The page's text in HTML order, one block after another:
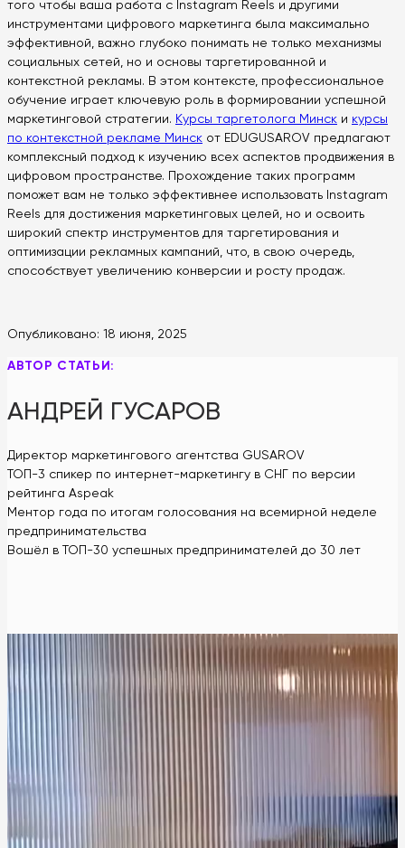
того чтобы ваша работа с Instagram Reels и другими
инструментами цифрового маркетинга была максимально
эффективной, важно глубоко понимать не только механизмы
социальных сетей, но и основы таргетированной и
контекстной рекламы. В этом контексте, профессиональное
обучение играет ключевую роль в формировании успешной
маркетинговой стратегии. Курсы таргетолога Минск и курсы
по контекстной рекламе Минск от EDUGUSAROV предлагают
комплексный подход к изучению всех аспектов продвижения в
цифровом пространстве. Прохождение таких программ
поможет вам не только эффективнее использовать Instagram
Reels для достижения маркетинговых целей, но и освоить
широкий спектр инструментов для таргетирования и
оптимизации рекламных кампаний, что, в свою очередь,
способствует увеличению конверсии и росту продаж.
Опубликовано: 18 июня, 2025
АВТОР СТАТЬИ:
АНДРЕЙ ГУСАРОВ
Директор маркетингового агентства GUSAROV
ТОП-3 спикер по интернет-маркетингу в СНГ по версии
рейтинга Aspeak
Ментор года по итогам голосования на всемирной неделе
предпринимательства
Вошёл в ТОП-30 успешных предпринимателей до 30 лет